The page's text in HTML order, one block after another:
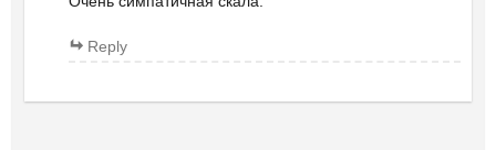
Reply